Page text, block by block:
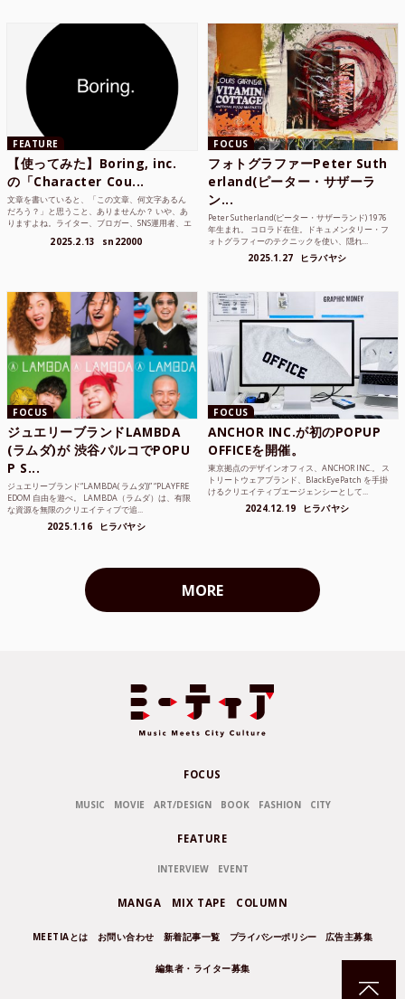
FEATURE
【使ってみた】Boring, inc.
の「Character Cou...
文章を書いていると、「この文章、何文字あるん
だろう？」と思うこと、ありませんか？ いや、あ
りますよね。ライター、ブロガー、SNS運用者、エ
2025.2.13 sn22000
FOCUS
フォトグラファーPeter Suth
erland(ピーター・サザーラ
ン...
Peter Sutherland(ピーター・サザーランド) 1976
年生まれ。 コロラド在住。ドキュメンタリー・フ
ォトグラフィーのテクニックを使い、隠れ...
2025.1.27 ヒラバヤシ
FOCUS
ジュエリーブランドLAMBDA
(ラムダ)が 渋谷パルコでPOPU
P S...
ジュエリーブランド“LAMBDA( ラムダ))” “PLAYFRE
EDOM 自由を遊べ。 LAMBDA（ラムダ）は、有限
な資源を無限のクリエイティブで追...
2025.1.16 ヒラバヤシ
FOCUS
ANCHOR INC.が初のPOPUP
OFFICEを開催。
東京拠点のデザインオフィス、ANCHOR INC.。 ス
トリートウェアブランド、BlackEyePatch を手掛
けるクリエイティブエージェンシーとして...
2024.12.19 ヒラバヤシ
MORE
FOCUS
MUSIC MOVIE ART/DESIGN BOOK FASHION CITY
FEATURE
INTERVIEW EVENT
MANGA MIX TAPE COLUMN
MEETIAとは お問い合わせ 新着記事一覧 プライバシーポリシー 広告主募集
編集者・ライター募集